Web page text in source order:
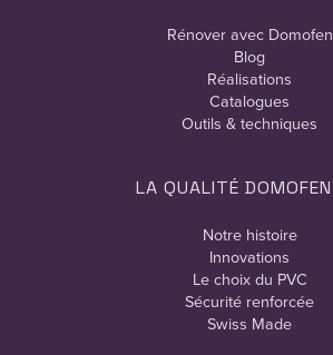
Rénover avec Domofen
Blog
Réalisations
Catalogues
Outils & techniques
LA QUALITÉ DOMOFEN
Notre histoire
Innovations
Le choix du PVC
Sécurité renforcée
Swiss Made